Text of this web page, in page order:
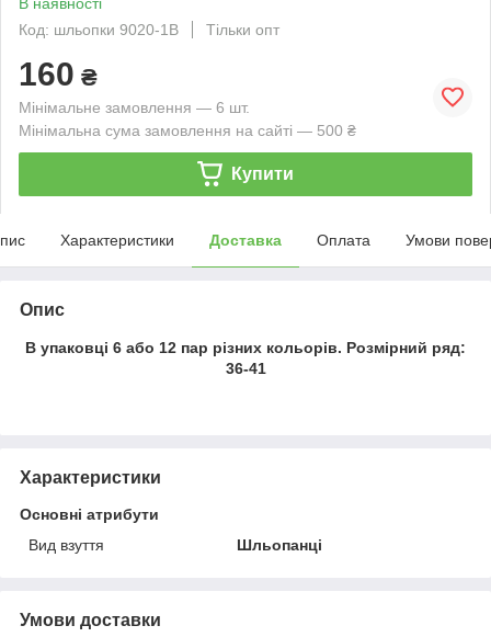
Код: шльопки 9020-1B
Тільки опт
160 ₴
Мінімальне замовлення — 6 шт.
Мінімальна сума замовлення на сайті — 500 ₴
Купити
Характеристики Доставка Оплата Умови
Опис
В упаковці 6 або 12 пар різних кольорів. Розмірний ряд:
36-41
Характеристики
Основні атрибути
Вид взуття
Шльопанці
Умови доставки